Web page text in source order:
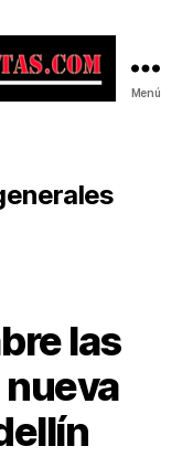
Menú
las